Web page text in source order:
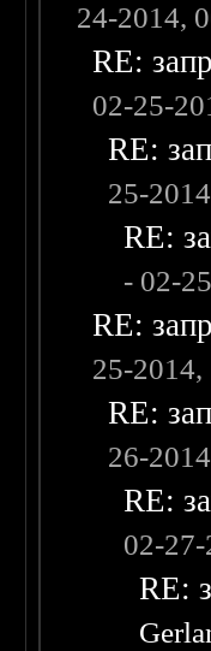
24-2014,
RE:
02-25-
RE:
25-
RE:
- 02-
RE:
25-
RE:
26-
RE:
02-
RE: